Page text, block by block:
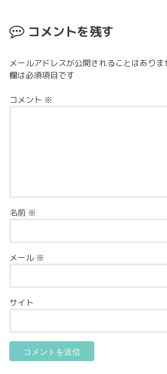
コメントを残す
メールアドレスが公開されることはありま
欄は必須項目です
コメント ※
名前 ※
メール ※
サイト